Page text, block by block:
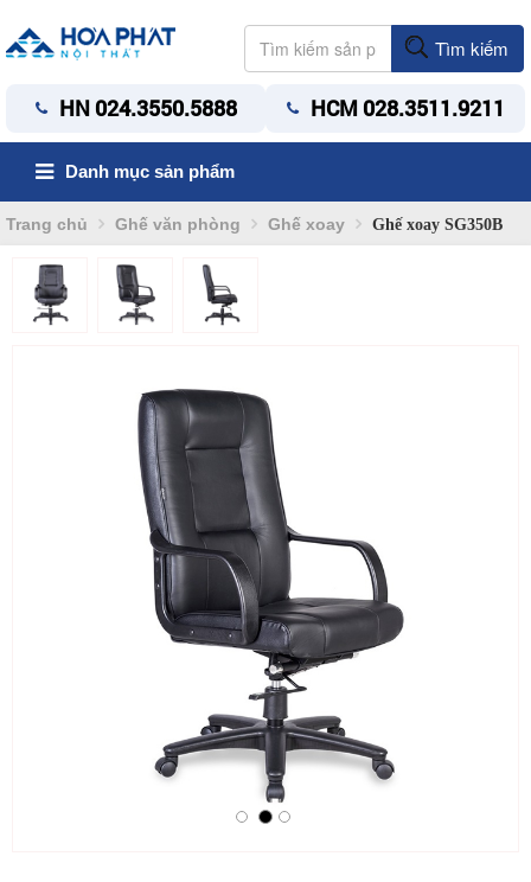
Tìm kiếm
HN 024.3550.5888 HCM 028.3511.9211
Danh mục sản phẩm
Trang chủ Ghế văn phòng Ghế xoay Ghế xoay SG350B